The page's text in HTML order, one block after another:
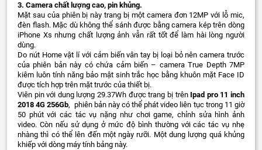
3. Camera chất lượng cao, pin khủng.
Mặt sau của phiên bị này trang bị một camera đơn 12MP với lỗ mic,
đèn flash. Mặc dù không thể sánh được bằng camera kép trên dòng
iPhone Xs nhưng chất lượng ảnh vẫn rất tốt để làm hài lòng người
dùng.
Do nút Home vật lí với cảm biến vân tay bị loại bỏ nên camera trước
của phiên bản này có chứa cảm biến – camera True Depth 7MP
kiêm luôn tính năng bảo mật sinh trắc học bằng khuôn mặt Face ID
được tích hợp trên mặt trước của thiết bị.
Viên pin với dung lượng 29.37Wh được trang bị trên Ipad pro 11 inch
2018 4G 256Gb, phiên bản này có thể phát video liên tục trong 11 giờ
50 phút với các tác vụ nặng như chơi game, chỉnh sửa hình ảnh
video. Còn nếu sử dụng ở mức độ bình thường với các tác vụ nhẹ
nhàng thì có thể lên đến một ngày rưỡi. Một dung lượng quá khủng
khiếp với dòng máy tính bảng này.